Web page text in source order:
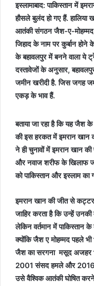
इस्लामाबाद: पाकिस्तान में
हौसले बुलंद हो गए हैं. हालिया
आतंकी संगठन जैश-ए-मोहम्मद
जिहाद के नाम पर कुर्बान
के बहावलपुर में बनने वाला ये
दस्‍तावेजों के अनुसार,
जमीन खरीदी है. जिस जगह
एकड़ के भाव हैं.
बताया जा रहा है कि यह जैश
की इस हरकत में इमरान खान
ने ही चुनावों में इमरान खान की
और नवाज शरीफ के खिलाफ
को पाकिस्तान और इस्लाम का
इमरान खान की जीत से
जाहिर करता है कि उन्हें उनकी
लेकिन वर्तमान में पाकिस्तान
क्योंकि जैश ए मोहम्मद पहले
जैश का सरगना मसूद अजहर
2001 संसद हमले और 2016
उसे वैश्विक आतंकी घोषित